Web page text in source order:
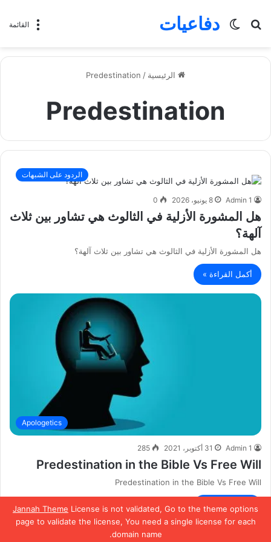
Jannah Theme License is not validated, Go to the theme options
page to validate the license, You need a single license for each
domain name.
القائمة دفاعيات
بحث
الوضع
الرئيسية /
Predestination
Predestination
الردود على الشبهات
Admin 1 8 يونيو، 2026 0
هل المشورة الأزلية في الثالوث هي تشاور بين ثلاث
آلهة؟
هل المشورة الأزلية في الثالوث هي تشاور بين ثلاث آلهة؟
أكمل القراءة »
Apologetics
Admin 1 31 أكتوبر، 2021 285
Predestination in the Bible Vs Free Will
Predestination in the Bible Vs Free Will
أكمل القراءة »